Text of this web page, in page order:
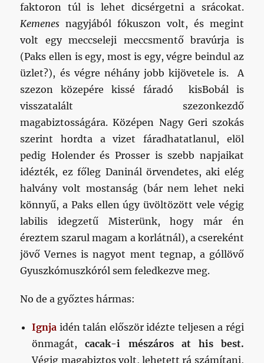
faktoron túl is lehet dicsérgetni a srácokat.
Kemenes nagyjából fókuszon volt, és megint
volt egy meccseleji meccsmentő bravúrja is
(Paks ellen is egy, most is egy, végre beindul az
üzlet?), és végre néhány jobb kijövetele is. A
szezon közepére kissé fáradó kisBobál is
visszatalált szezonkezdő
magabiztosságára. Középen Nagy Geri szokás
szerint hordta a vizet fáradhatatlanul, elöl
pedig Holender és Prosser is szebb napjaikat
idézték, ez főleg Daninál örvendetes, aki elég
halvány volt mostanság (bár nem lehet neki
könnyű, a Paks ellen úgy üvöltözött vele végig
labilis idegzetű Misterünk, hogy már én
éreztem szarul magam a korlátnál), a csereként
jövő Vernes is nagyot ment tegnap, a góllövő
Gyuszkómuszkóról sem feledkezve meg.
No de a győztes hármas:
Ignja idén talán először idézte teljesen a régi
önmagát,cacak-i mészáros at his best.
Végig magabiztos volt, lehetett rá számítani,